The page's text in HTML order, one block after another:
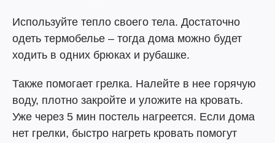
Используйте тепло своего тела. Достаточно
одеть термобелье – тогда дома можно будет
ходить в одних брюках и рубашке.
Также помогает грелка. Налейте в нее горячую
воду, плотно закройте и уложите на кровать.
Уже через 5 мин постель нагреется. Если дома
нет грелки, быстро нагреть кровать помогут